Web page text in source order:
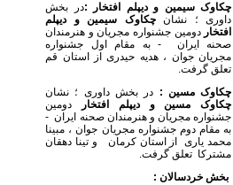
چکاوک سیمین و دیپلم افتخار :در بخش
داوری ؛ نشانچکاوک سیمین و دیپلم
افتخار دومین جشنواره مجریان و هنرمندان
صحنه ایران - به مقام اول جشنواره
مجریان جوان ، هدیه حیدری از استان قم
تعلق گرفت.
چکاوک مسین : در بخش داوری ؛ نشان
چکاوک مسین و دیپلم افتخار
دومین
جشنواره مجریان و هنرمندان صحنه ایران -
به مقام دوم جشنواره مجریان جوان ، مبینا
محمد یاری از استان کرمان و تینا دهقان
مشترکا تعلق گرفت.
بخش خردسالان :